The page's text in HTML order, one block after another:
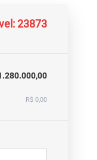
23873
R$ 0,00